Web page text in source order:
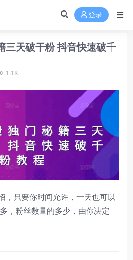
登录
三天破干粉 抖音快速破千
1.1K
，只要你时间允许，一天也可以
，粉丝数量的多少，由你决定